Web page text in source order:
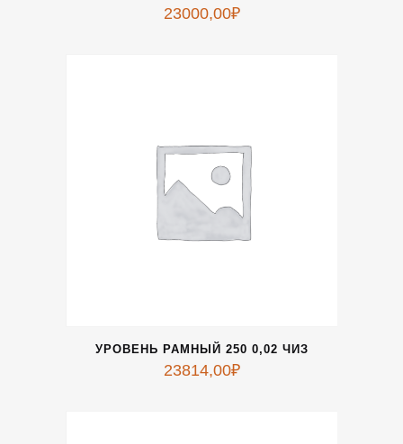
23000,00₽
УРОВЕНЬ РАМНЫЙ 250 0,02 ЧИЗ
23814,00₽